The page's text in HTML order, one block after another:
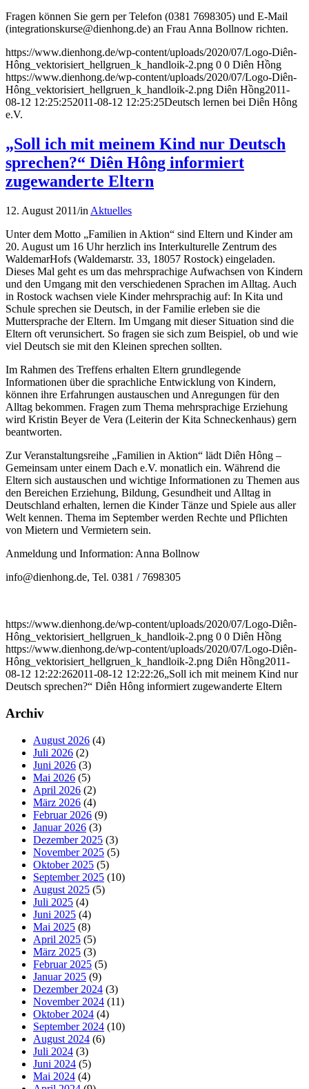
Fragen können Sie gern per Telefon (0381 7698305) und E-Mail
(integrationskurse@dienhong.de) an Frau Anna Bollnow richten.
https://www.dienhong.de/wp-content/uploads/2020/07/Logo-Diên-
Hông_vektorisiert_hellgruen_k_handloik-2.png 0 0 Diên Hồng
https://www.dienhong.de/wp-content/uploads/2020/07/Logo-Diên-
Hông_vektorisiert_hellgruen_k_handloik-2.png Diên Hồng2011-
08-12 12:25:252011-08-12 12:25:25Deutsch lernen bei Diên Hông
e.V.
„Soll ich mit meinem Kind nur Deutsch
sprechen?“ Diên Hông informiert
zugewanderte Eltern
12. August 2011/in Aktuelles
Unter dem Motto „Familien in Aktion“ sind Eltern und Kinder am
20. August um 16 Uhr herzlich ins Interkulturelle Zentrum des
WaldemarHofs (Waldemarstr. 33, 18057 Rostock) eingeladen.
Dieses Mal geht es um das mehrsprachige Aufwachsen von Kindern
und den Umgang mit den verschiedenen Sprachen im Alltag. Auch
in Rostock wachsen viele Kinder mehrsprachig auf: In Kita und
Schule sprechen sie Deutsch, in der Familie erleben sie die
Muttersprache der Eltern. Im Umgang mit dieser Situation sind die
Eltern oft verunsichert. So fragen sie sich zum Beispiel, ob und wie
viel Deutsch sie mit den Kleinen sprechen sollten.
Im Rahmen des Treffens erhalten Eltern grundlegende
Informationen über die sprachliche Entwicklung von Kindern,
können ihre Erfahrungen austauschen und Anregungen für den
Alltag bekommen. Fragen zum Thema mehrsprachige Erziehung
wird Kristin Beyer de Vera (Leiterin der Kita Schneckenhaus) gern
beantworten.
Zur Veranstaltungsreihe „Familien in Aktion“ lädt Diên Hông –
Gemeinsam unter einem Dach e.V. monatlich ein. Während die
Eltern sich austauschen und wichtige Informationen zu Themen aus
den Bereichen Erziehung, Bildung, Gesundheit und Alltag in
Deutschland erhalten, lernen die Kinder Tänze und Spiele aus aller
Welt kennen. Thema im September werden Rechte und Pflichten
von Mietern und Vermietern sein.
Anmeldung und Information: Anna Bollnow
info@dienhong.de, Tel. 0381 / 7698305
https://www.dienhong.de/wp-content/uploads/2020/07/Logo-Diên-
Hông_vektorisiert_hellgruen_k_handloik-2.png 0 0 Diên Hồng
https://www.dienhong.de/wp-content/uploads/2020/07/Logo-Diên-
Hông_vektorisiert_hellgruen_k_handloik-2.png Diên Hồng2011-
08-12 12:22:262011-08-12 12:22:26„Soll ich mit meinem Kind nur
Deutsch sprechen?“ Diên Hông informiert zugewanderte Eltern
Archiv
August 2026 (4)
Juli 2026 (2)
Juni 2026 (3)
Mai 2026 (5)
April 2026 (2)
März 2026 (4)
Februar 2026 (9)
Januar 2026 (3)
Dezember 2025 (3)
November 2025 (5)
Oktober 2025 (5)
September 2025 (10)
August 2025 (5)
Juli 2025 (4)
Juni 2025 (4)
Mai 2025 (8)
April 2025 (5)
März 2025 (3)
Februar 2025 (5)
Januar 2025 (9)
Dezember 2024 (3)
November 2024 (11)
Oktober 2024 (4)
September 2024 (10)
August 2024 (6)
Juli 2024 (3)
Juni 2024 (5)
Mai 2024 (4)